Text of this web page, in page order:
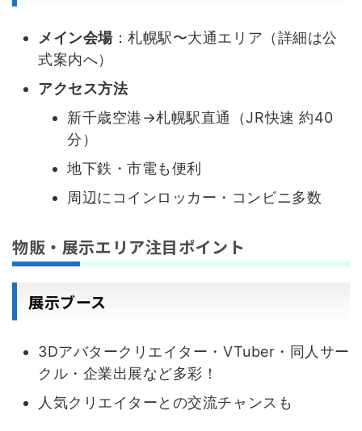
メイン会場：札幌駅〜大通エリア（詳細は公
式案内へ）
アクセス方法
新千歳空港→札幌駅直通（JR快速 約40
分）
地下鉄・市電も便利
周辺にコインロッカー・コンビニ多数
物販・展示エリア注目ポイント
展示ブース
3Dアバタークリエイター・VTuber・同人サー
クル・企業出展など多彩！
人気クリエイターとの交流チャンスも